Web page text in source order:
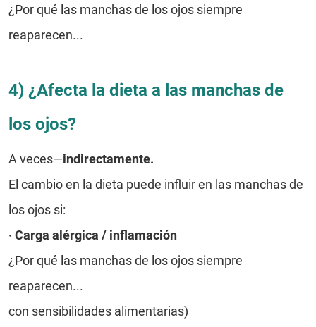
¿Por qué las manchas de los ojos siempre
reaparecen...
4) ¿Afecta la dieta a las manchas de
los ojos?
A veces—indirectamente.
El cambio en la dieta puede influir en las manchas de
los ojos si:
· Carga alérgica / inflamación
¿Por qué las manchas de los ojos siempre
reaparecen...
con sensibilidades alimentarias)